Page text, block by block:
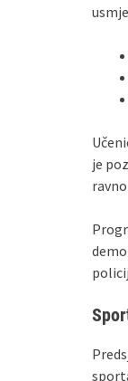
je